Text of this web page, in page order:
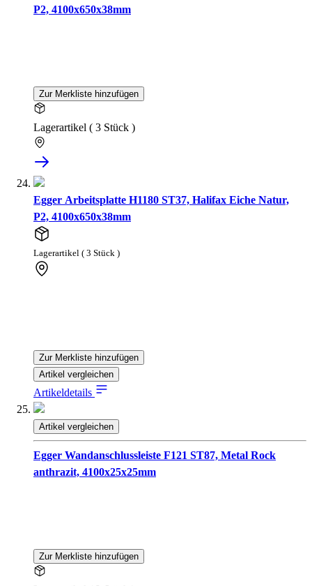
P2, 4100x650x38mm
Zur Merkliste hinzufügen
Lagerartikel ( 3 Stück )
Egger Arbeitsplatte H1180 ST37, Halifax Eiche Natur,
P2, 4100x650x38mm
Lagerartikel ( 3 Stück )
Zur Merkliste hinzufügen
Artikel vergleichen
Artikeldetails
Artikel vergleichen
Egger Wandanschlussleiste F121 ST87, Metal Rock
anthrazit, 4100x25x25mm
Zur Merkliste hinzufügen